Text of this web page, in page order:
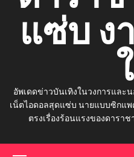
แซ่บ ง
อัพเดดข่าวบันเทิงในวงการและ
เน็ตไอดอลสุดแซ่บ นายแบบซิกแ
ตรงเรื่องร้อนแรงของดารา